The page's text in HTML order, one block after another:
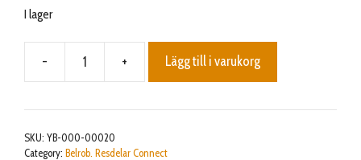
I lager
-
Strap
L
+ Lägg till i varukorg
SKU: YB-000-00020
Category: Belrob. Resdelar Connect